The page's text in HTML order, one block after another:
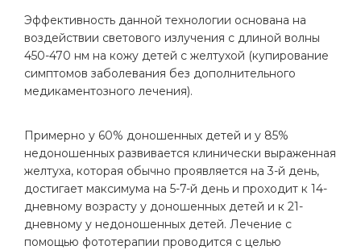
Эффективность данной технологии основана на
воздействии светового излучения с длиной волны
450-470 нм на кожу детей с желтухой (купирование
симптомов заболевания без дополнительного
медикаментозного лечения).
Примерно у 60% доношенных детей и у 85%
недоношенных развивается клинически выраженная
желтуха, которая обычно проявляется на 3-й день,
достигает максимума на 5-7-й день и проходит к 14-
дневному возрасту у доношенных детей и к 21-
дневному у недоношенных детей. Лечение с
помощью фототерапии проводится с целью